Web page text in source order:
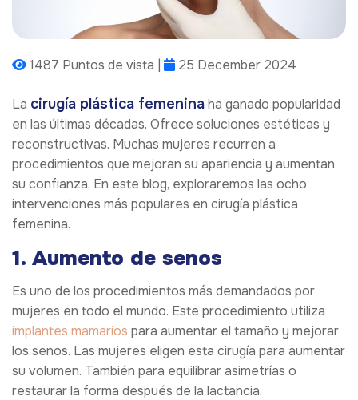
1487 Puntos de vista | 25 December 2024
La cirugía plástica femeninaha ganado popularidad
en las últimas décadas. Ofrece soluciones estéticas y
reconstructivas. Muchas mujeres recurren a
procedimientos que mejoran su apariencia y aumentan
su confianza. En este blog, exploraremos las ocho
intervenciones más populares en cirugía plástica
femenina.
1. Aumento de senos
Es uno de los procedimientos más demandados por
mujeres en todo el mundo. Este procedimiento utiliza
implantes mamarios para aumentar el tamaño y mejorar
los senos. Las mujeres eligen esta cirugía para aumentar
su volumen. También para equilibrar asimetrías o
restaurar la forma después de la lactancia.